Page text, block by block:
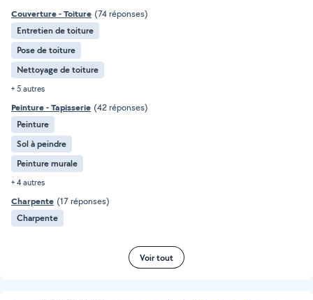
Couverture - Toiture (74 réponses)
Entretien de toiture
Pose de toiture
Nettoyage de toiture
+ 5 autres
Peinture - Tapisserie (42 réponses)
Peinture
Sol à peindre
Peinture murale
+ 4 autres
Charpente (17 réponses)
Charpente
Voir tout